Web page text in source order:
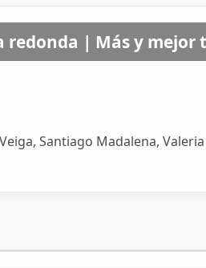
redonda | Más y mejor
Santiago Madalena, Valeria